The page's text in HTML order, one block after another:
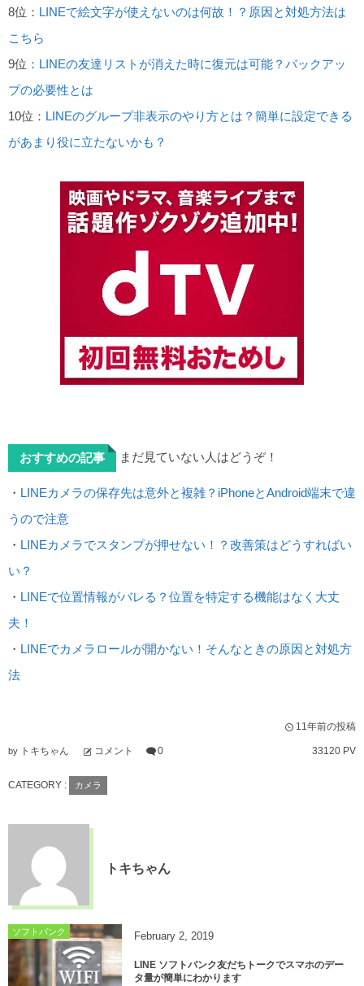
8位： LINEで絵文字が使えないのは何故！？原因と対処方法は
こちら
9位： LINEの友達リストが消えた時に復元は可能？バックアッ
プの必要性とは
10位： LINEのグループ非表示のやり方とは？簡単に設定できる
があまり役に立たないかも？
おすすめの記事 まだ見ていない人はどうぞ！
・ LINEカメラの保存先は意外と複雑？iPhoneとAndroid端末で違
うので注意
・ LINEカメラでスタンプが押せない！？改善策はどうすればい
い？
・ LINEで位置情報がバレる？位置を特定する機能はなく大丈
夫！
・ LINEでカメラロールが開かない！そんなときの原因と対処方
法
11年前の投稿
by トキちゃん コメント 0 33120 PV
CATEGORY : カメラ
トキちゃん
ソフトバンク February 2, 2019
LINE ソフトバンク友だちトークでスマホのデー
タ量が簡単にわかります